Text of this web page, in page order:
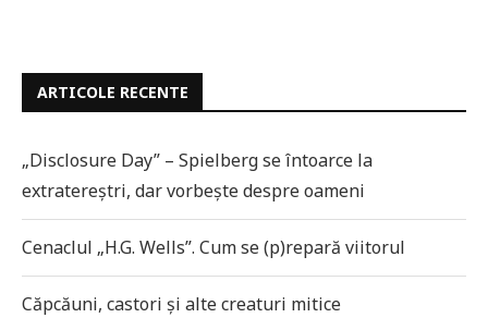
ARTICOLE RECENTE
„Disclosure Day” – Spielberg se întoarce la
extratereștri, dar vorbește despre oameni
Cenaclul „H.G. Wells”. Cum se (p)repară viitorul
Căpcăuni, castori și alte creaturi mitice